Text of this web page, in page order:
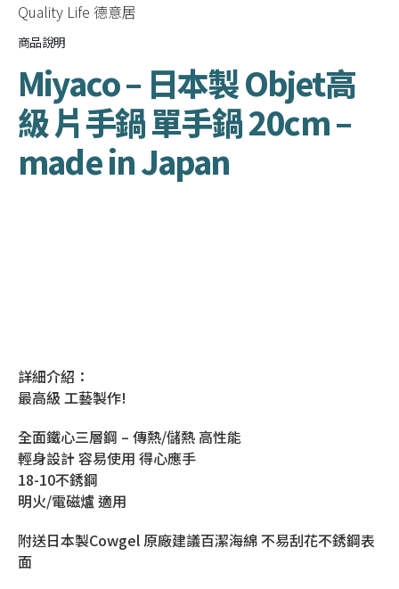
Quality Life 德意居
商品說明
Miyaco – 日本製 Objet高
級 片手鍋 單手鍋 20cm –
made in Japan
詳細介紹：
最高級 工藝製作!
全面鐵心三層鋼 – 傳熱/儲熱 高性能
輕身設計 容易使用 得心應手
18-10不銹鋼
明火/電磁爐 適用
附送日本製Cowgel 原廠建議百潔海綿 不易刮花不銹鋼表
面